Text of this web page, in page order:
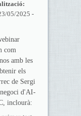
05/2025 -
com
amb les
els
de Sergi
negoci d'AI-
inclourà: